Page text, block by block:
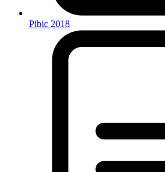
Pibic 2018